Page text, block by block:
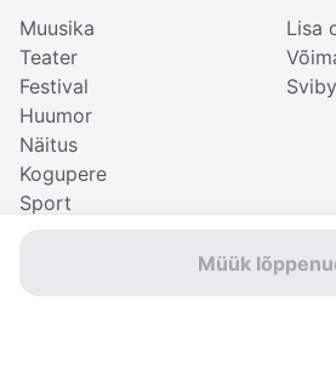
Müük
Muusika
Teater
Festival
Huumor
Näitus
Kogupere
Sport
Lisa